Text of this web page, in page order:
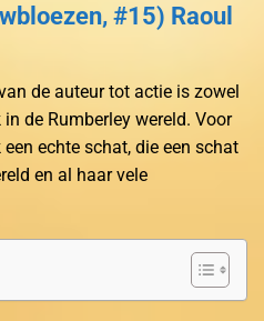
#15) Raoul
de auteur tot actie is zowel
de Rumberley wereld. Voor
echte schat, die een schat
en al haar vele